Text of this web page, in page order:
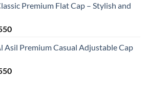
is:Premium Flat Cap – Stylish and
Current
is:
Asil Premium Casual Adjustable Cap
Current